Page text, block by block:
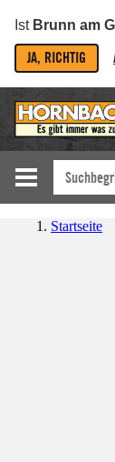
Ist Brunn am
JA, RICHTIG
Startseite